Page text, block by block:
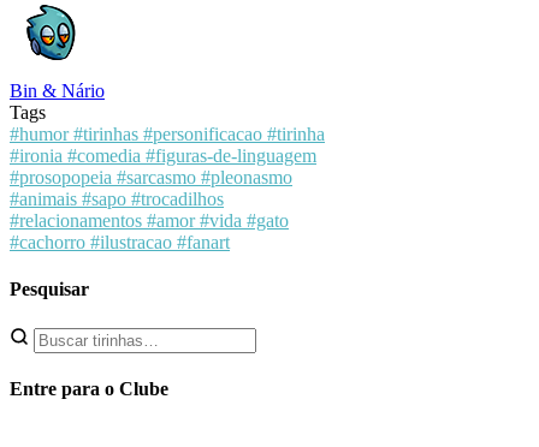
Bin & Nário
Tags
#humor#tirinhas #personificacao #tirinha
#ironia #comedia #figuras-de-linguagem
#prosopopeia #sarcasmo #pleonasmo
#animais #sapo #trocadilhos
#relacionamentos #amor#vida #gato
#cachorro #ilustracao #fanart
Pesquisar
Entre para o Clube